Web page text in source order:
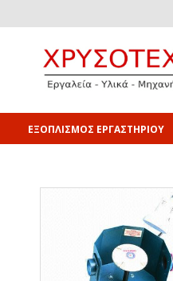
ΕΞΟΠΛΙΣΜΟΣ ΕΡΓΑΣΤΗΡΙΟΥ